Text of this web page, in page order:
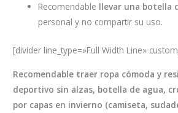
Recomendable llevar una botella
personal y no compartir su uso.
[divider line_type=»Full Width Line»
Recomendable traer ropa cómoda y
deportivo sin alzas, botella de agua,
por capas en invierno (camiseta,